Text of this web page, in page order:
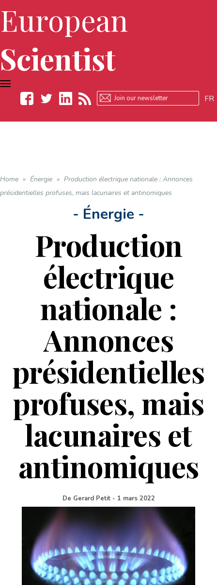
European
Scientist
FR
TOGGLE
NAVIGATION
Home » Énergie » Production électrique nationale : Annonces
présidentielles profuses, mais lacunaires et antinomiques
- Énergie -
Production
électrique
nationale :
Annonces
présidentielles
profuses, mais
lacunaires et
antinomiques
De Gerard Petit - 1 mars 2022